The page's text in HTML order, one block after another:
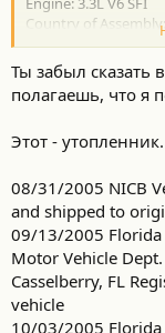
Country of
Model: Highlander
Ты забыл
полагаешь, что я
Этот - утопленник.
08/31/2005 NICB
and shipped to
09/13/2005 Florida
Motor Vehicle Dept.
Casselberry, FL
vehicle
10/03/2005 Florida